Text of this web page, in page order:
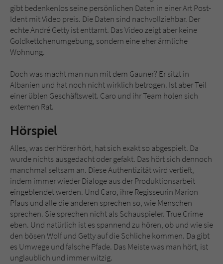
gibt bedenkenlos seine persönlichen Daten in einer Art Post-
Ident mit Video preis. Die Daten sind nachvollziehbar. Der
echte André Getty ist enttarnt. Das Video zeigt aber keine
Goldkettchenumgebung, sondern eine eher ärmliche
Wohnung.
Doch was macht man nun mit dem Gauner? Er sitzt in
Albanien und hat noch nicht wirklich betrogen. Ist aber Teil
einer üblen Geschäftswelt. Caro und ihr Team holen sich
externen Rat.
Hörspiel
Alles, was der Hörer hört, hat sich exakt so abgespielt. Da
wurde nichts ausgedacht oder gefakt. Das hört sich dennoch
manchmal seltsam an. Diese Authentizität wird vertieft,
indem immer wieder Dialoge aus der Produktionsarbeit
eingeblendet werden. Und Caro, ihre Regisseurin Marion
Pfaus und alle die anderen sprechen so, wie Menschen
sprechen. Sie sprechen nicht als Schauspieler. True Crime
eben. Und natürlich ist es spannend zu hören, ob und wie sie
den bösen Wolf und Getty auf die Schliche kommen. Da gibt
es Umwege und falsche Pfade. Das Meiste was man hört, ist
unglaublich und immer witzig.